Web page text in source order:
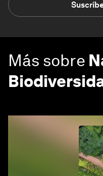
Más sobre